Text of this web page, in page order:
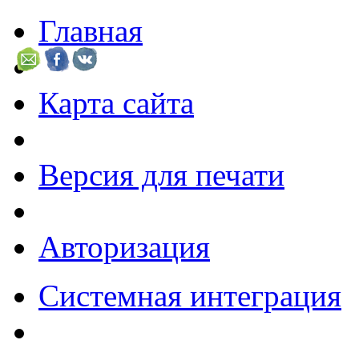
Главная
Карта сайта
Версия для печати
Авторизация
Системная интеграция